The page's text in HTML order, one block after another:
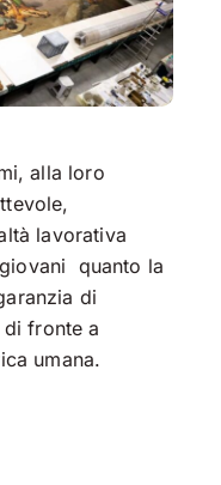
alla loro
lavorativa
quanto la
di
fronte a
umana.